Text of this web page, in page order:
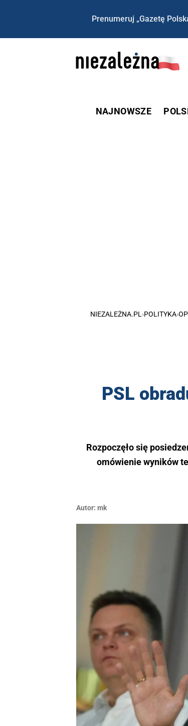
Prenumeruj „Gazetę
NAJNOWSZE
NIEZALEŻNA.PL ›POLITYKA›
PSL
Rozpoczęło się
omówienie wyników
Autor: mk